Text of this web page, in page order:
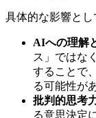
具体的な影響とし
AIへの理解
ス」ではな
することで
る可能性が
批判的思考
る意思決定